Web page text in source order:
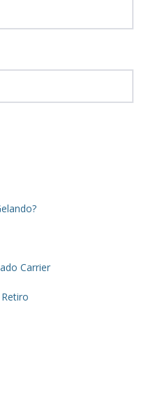
Carrier